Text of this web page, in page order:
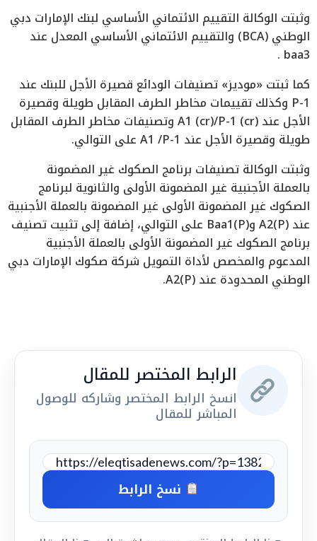
وثبتت الوكالة التقييم الائتماني الأساسي لبنك الإمارات دبي
الوطني (BCA) والتقييم الائتماني الأساسي المعدل عند
baa3 .
كما ثبتت «موديز» تصنيفات الودائع قصيرة الأجل للبنك عند
P-1 وكذلك تقييمات مخاطر الطرف المقابل طويلة وقصيرة
الأجل عند A1 (cr)/P-1 (cr) وتصنيفات مخاطر الطرف المقابل
طويلة وقصيرة الأجل عند A1 /P-1 على التوالي.
وثبتت الوكالة تصنيفات برنامج الصكوك غير المضمونة
بالعملة الأجنبية غير المضمونة الأولى والثانوية لبرنامج
الصكوك غير المضمونة الأولى غير المضمونة بالعملة الأجنبية
عند (P)A2 و(P)Baa1 على التوالي، إضافة إلى تثبيت تصنيف
برنامج الصكوك غير المضمونة الأولى بالعملة الأجنبية
المدعوم والمخصص لأداة التمويل شركة صكوك الإمارات دبي
الوطني المحدودة عند (P)A2.
الرابط المختصر للمقال
انسخ الرابط المختصر وشاركه للوصول
المباشر للمقال
نسخ الرابط